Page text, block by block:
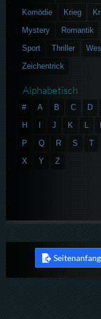
Komödie
Krieg
Mystery
Romantik
Sport
Thriller
Zeichentrick
Alphabetisch
# A B C D
H
J K L
P
Q R S T
X
Y Z
Seitenanfang